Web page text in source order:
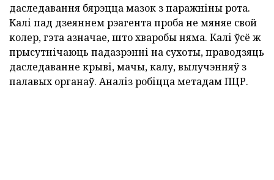
даследавання бярэцца мазок з паражніны рота.
Калі пад дзеяннем рэагента проба не мяняе свой
колер, гэта азначае, што хваробы няма. Калі ўсё ж
прысутнічаюць падазрэнні на сухоты, праводзяць
даследаванне крыві, мачы, калу, вылучэнняў з
палавых органаў. Аналіз робіцца метадам ПЦР.